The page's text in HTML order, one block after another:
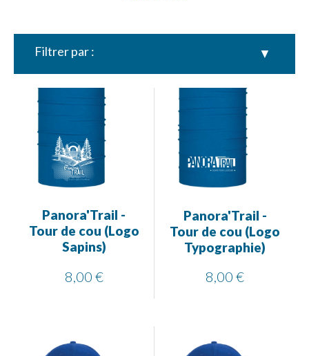
Filtrer par : ▼
Panora'Trail -
Tour de cou (Logo
Sapins)
8,00 €
Panora'Trail -
Tour de cou (Logo
Typographie)
8,00 €